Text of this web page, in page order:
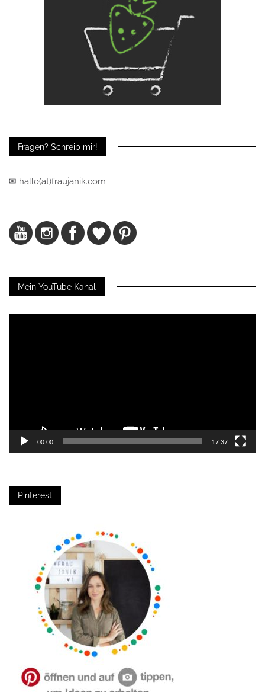
Fragen? Schreib mir!
✉ hallo(at)fraujanik.com
Mein YouTube Kanal
00:00 17:37
Pinterest